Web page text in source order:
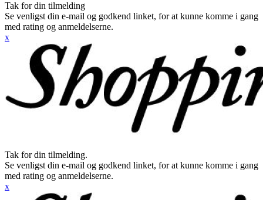
Tak for din tilmelding
Se venligst din e-mail og godkend linket, for at kunne komme i gang
med rating og anmeldelserne.
x
Tak for din tilmelding.
Se venligst din e-mail og godkend linket, for at kunne komme i gang
med rating og anmeldelserne.
x